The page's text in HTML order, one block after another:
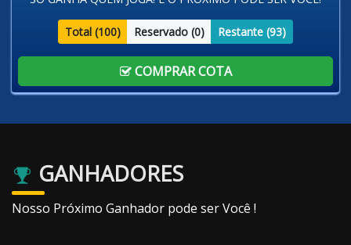
Total (100) Reservado (0) Restante (93)
COMPRAR COTA
GANHADORES
Nosso Próximo Ganhador pode ser Você !